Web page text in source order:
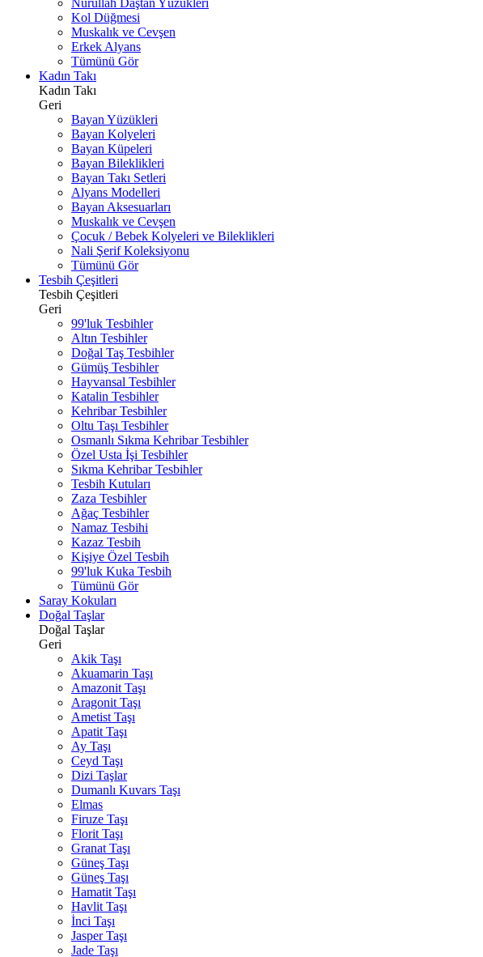
Nurullah Daştan Yüzükleri
Kol Düğmesi
Muskalık ve Cevşen
Erkek Alyans
Tümünü Gör
Kadın Takı
Kadın Takı
Geri
Bayan Yüzükleri
Bayan Kolyeleri
Bayan Küpeleri
Bayan Bileklikleri
Bayan Takı Setleri
Alyans Modelleri
Bayan Aksesuarları
Muskalık ve Cevşen
Çocuk / Bebek Kolyeleri ve Bileklikleri
Nali Şerif Koleksiyonu
Tümünü Gör
Tesbih Çeşitleri
Tesbih Çeşitleri
Geri
99'luk Tesbihler
Altın Tesbihler
Doğal Taş Tesbihler
Gümüş Tesbihler
Hayvansal Tesbihler
Katalin Tesbihler
Kehribar Tesbihler
Oltu Taşı Tesbihler
Osmanlı Sıkma Kehribar Tesbihler
Özel Usta İşi Tesbihler
Sıkma Kehribar Tesbihler
Tesbih Kutuları
Zaza Tesbihler
Ağaç Tesbihler
Namaz Tesbihi
Kazaz Tesbih
Kişiye Özel Tesbih
99'luk Kuka Tesbih
Tümünü Gör
Saray Kokuları
Doğal Taşlar
Doğal Taşlar
Geri
Akik Taşı
Akuamarin Taşı
Amazonit Taşı
Aragonit Taşı
Ametist Taşı
Apatit Taşı
Ay Taşı
Ceyd Taşı
Dizi Taşlar
Dumanlı Kuvars Taşı
Elmas
Firuze Taşı
Florit Taşı
Granat Taşı
Güneş Taşı
Güneş Taşı
Hamatit Taşı
Havlit Taşı
İnci Taşı
Jasper Taşı
Jade Taşı